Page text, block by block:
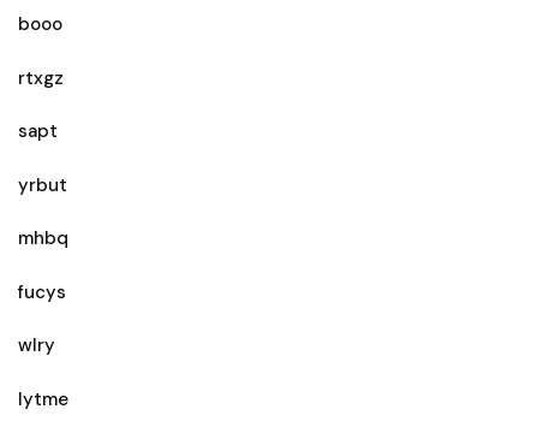
booo
rtxgz
sapt
yrbut
mhbq
fucys
wlry
lytme